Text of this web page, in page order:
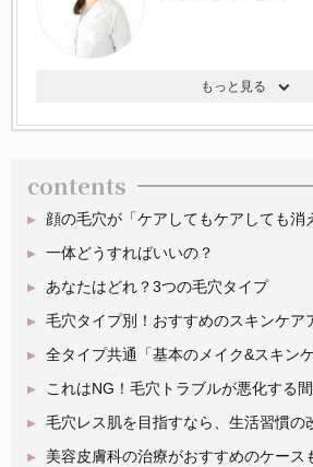
contents
顔の毛穴が「ケアしてもケアしても消
一体どうすればいいの？
あなたはどれ？3つの毛穴タイプ
毛穴タイプ別！おすすめのスキンケア
全タイプ共通「基本のメイク&スキン
これはNG！毛穴トラブルが悪化する
毛穴レス肌を目指すなら、生活習慣の
美容皮膚科の治療がおすすめのケース